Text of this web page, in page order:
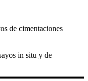
de cimentaciones
in situ y de